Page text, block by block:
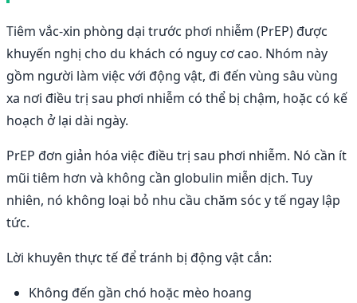
Tiêm vắc-xin phòng dại trước phơi nhiễm (PrEP) được
khuyến nghị cho du khách có nguy cơ cao. Nhóm này
gồm người làm việc với động vật, đi đến vùng sâu vùng
xa nơi điều trị sau phơi nhiễm có thể bị chậm, hoặc có kế
hoạch ở lại dài ngày.
PrEP đơn giản hóa việc điều trị sau phơi nhiễm. Nó cần ít
mũi tiêm hơn và không cần globulin miễn dịch. Tuy
nhiên, nó không loại bỏ nhu cầu chăm sóc y tế ngay lập
tức.
Lời khuyên thực tế để tránh bị động vật cắn:
Không đến gần chó hoặc mèo hoang